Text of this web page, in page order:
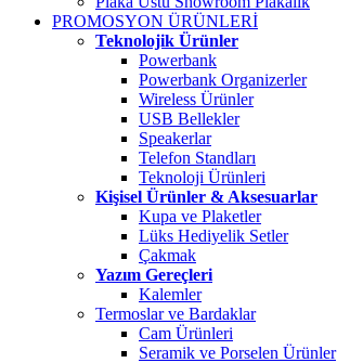
PROMOSYON ÜRÜNLERİ
Teknolojik Ürünler
Powerbank
Powerbank Organizerler
Wireless Ürünler
USB Bellekler
Speakerlar
Telefon Standları
Teknoloji Ürünleri
Kişisel Ürünler & Aksesuarlar
Kupa ve Plaketler
Lüks Hediyelik Setler
Çakmak
Yazım Gereçleri
Kalemler
Termoslar ve Bardaklar
Cam Ürünleri
Seramik ve Porselen Ürünler